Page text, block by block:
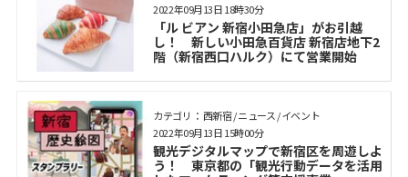
「ル ビアン 新宿小田急店」がお引越
し！ 新しい小田急百貨店 新宿店地下2
階（新宿西口ハルク）にて営業開始
2022年09月13日 18時30分
カテゴリ： 西新宿 / ニュース / イベント
観光デジタルマップで新宿区を周遊しよ
う！ 東京都の「観光行動データを活用
2022年09月13日 15時00分